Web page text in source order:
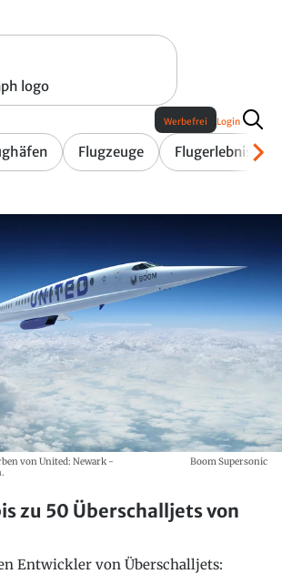
logo
Flugzeuge Flugerlebnis
Werbefrei Login
von United: Newark -
Boom Supersonic
zu 50 Überschalljets von
Entwickler von Überschalljets: